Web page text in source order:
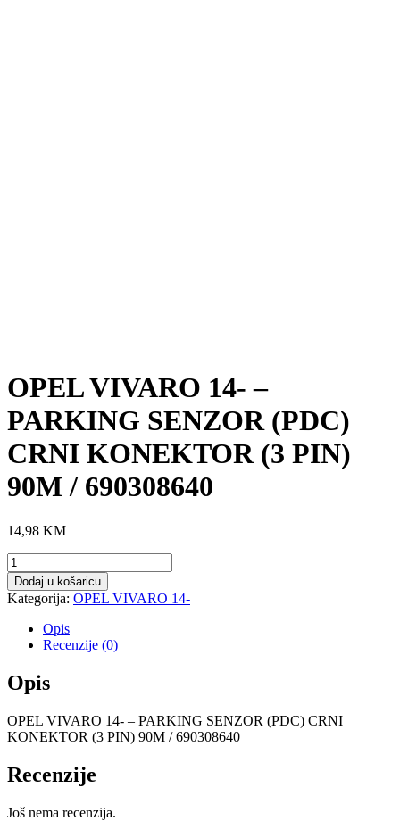
OPEL VIVARO 14- –
PARKING SENZOR (PDC)
CRNI KONEKTOR (3 PIN)
90M / 690308640
14,98 KM
OPEL
VIVARO
14-
–
PARKING
SENZOR
(PDC)
CRNI
KONEKTOR
PIN)
90M
690308640
količina
Dodaj u košaricu
Kategorija: OPEL VIVARO 14-
Opis
Recenzije (0)
Opis
OPEL VIVARO 14- – PARKING SENZOR (PDC) CRNI
KONEKTOR (3 PIN) 90M / 690308640
Recenzije
Još nema recenzija.